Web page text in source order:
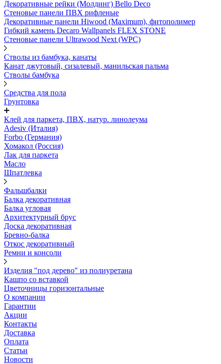
Декоративные рейки (Молдинг) Bello Deco
Стеновые панели ПВХ рифленые
Декоративные панели Hiwood (Maximum), фитополимер
Гибкий камень Decaro Wallpanels FLEX STONE
Стеновые панели Ultrawood Next (WPC)
Стволы из бамбука, канаты
Канат джутовый, сизалевый, манильская пальма
Стволы бамбука
Средства для пола
Грунтовка
Клей для паркета, ПВХ, натур. линолеума
Adesiv (Италия)
Forbo (Германия)
Хомакол (Россия)
Лак для паркета
Масло
Шпатлевка
Фальшбалки
Балка декоративная
Балка угловая
Архитектурный брус
Доска декоративная
Бревно-балка
Откос декоративный
Ремни и консоли
Изделия "под дерево" из полиуретана
Кашпо со вставкой
Цветочницы горизонтальные
О компании
Гарантии
Акции
Контакты
Доставка
Оплата
Статьи
Новости